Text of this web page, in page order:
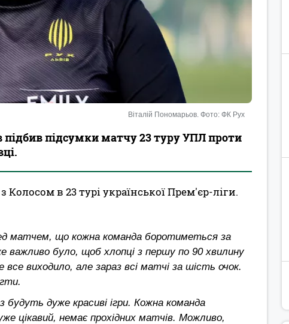
Віталій Пономарьов. Фото: ФК Рух
підбив підсумки матчу 23 туру УПЛ проти
в 23 турі української Прем'єр-ліги.
матчем, що кожна команда боротиметься за
важливо було, щоб хлопці з першу по 90 хвилину
виходило, але зараз всі матчі за шість очок.
дуже красиві ігри. Кожна команда
цікавий, немає прохідних матчів. Можливо,